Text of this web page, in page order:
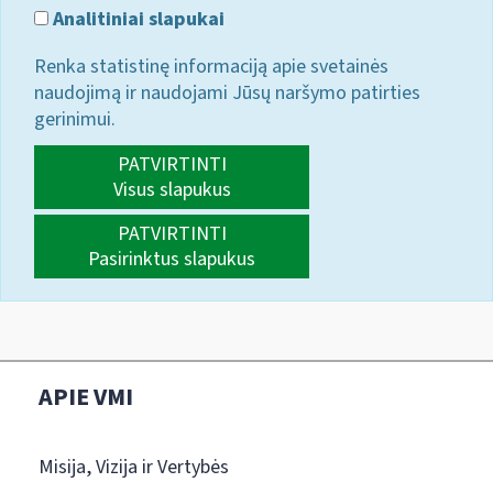
Analitiniai slapukai
Renka statistinę informaciją apie svetainės
naudojimą ir naudojami Jūsų naršymo patirties
gerinimui.
PATVIRTINTI
Visus slapukus
PATVIRTINTI
Pasirinktus slapukus
APIE VMI
Misija, Vizija ir Vertybės